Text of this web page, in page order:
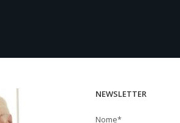
NEWSLETTER
Nome*